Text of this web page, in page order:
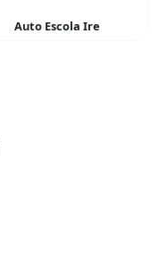
Auto Escola Ire